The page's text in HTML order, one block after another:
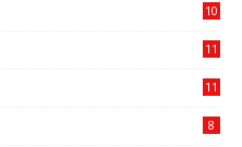
10
11
11
8